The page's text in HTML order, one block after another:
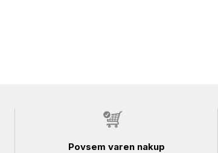
Povsem varen nakup